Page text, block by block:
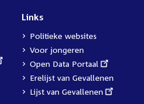
Links
Politieke websites
Voor jongeren
External
link:
Open Data Portaal
Erelijst van Gevallenen
External
Lijst van Gevallenen